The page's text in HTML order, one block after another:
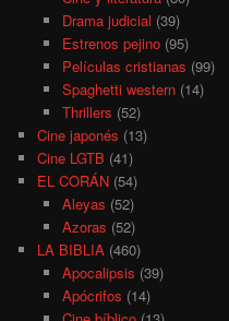
Drama judicial (39)
Estrenos pejino(95)
Películas cristianas (99)
Spaghetti western(14)
Thrillers (52)
Cine japonés (13)
Cine LGTB (41)
EL CORÁN (54)
Aleyas (52)
Azoras (52)
LA BIBLIA (460)
Apocalipsis (39)
Apócrifos (14)